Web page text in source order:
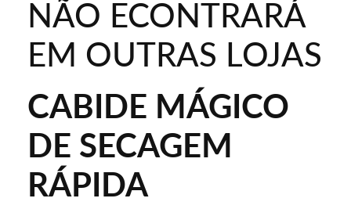
NÃO ECONTRARÁ
EM OUTRAS LOJAS
CABIDE MÁGICO
DE SECAGEM
RÁPIDA